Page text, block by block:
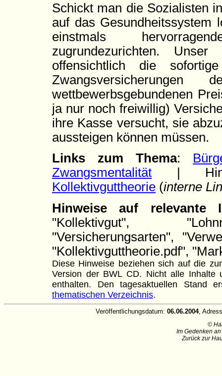
Schickt man die Sozialisten
auf das Gesundheitssystem
einstmals
zugrundezurichten.
offensichtlich die
wettbewerbsgebundenen
ja nur noch freiwillig)
ihre Kasse versucht, sie
aussteigen können müssen.
Links zum Thema:
Zwangsmentalität |
Kollektivguttheorie (interne
Hinweise auf
"Kollektivgut",
"Versicherungsarten",
"Kollektivguttheorie.pdf",
Diese Hinweise beziehen sich auf die
Version der BWL CD. Nicht alle Inhalte
enthalten. Den tagesaktuellen Stand
thematischen Verzeichnis.
Veröffentlichungsdatum: 06.06.2004,
©
Im Gedenken
Zurück zur